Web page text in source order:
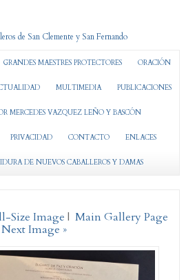
GRANDES MAESTRES PROTECTORES ORACIÓN
MULTIMEDIA PUBLICACIONES
MERCEDES VAZQUEZ LEÑO Y BASCÓN
PRIVACIDAD CONTACTO ENLACES
DE NUEVOS CABALLEROS Y DAMAS
Size Image |Main Gallery Page
Image »